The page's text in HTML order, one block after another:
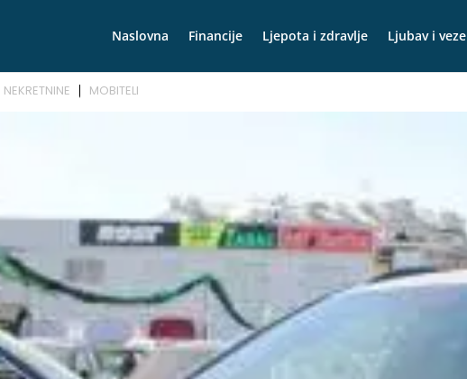
Naslovna Financije Ljepota i zdravlje Ljubav i veze